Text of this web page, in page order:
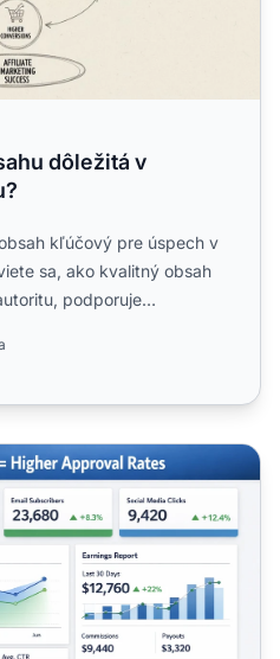
dôležitá v
kľúčový pre úspech v
sa, ako kvalitný obsah
podporuje
do affiliate sietí